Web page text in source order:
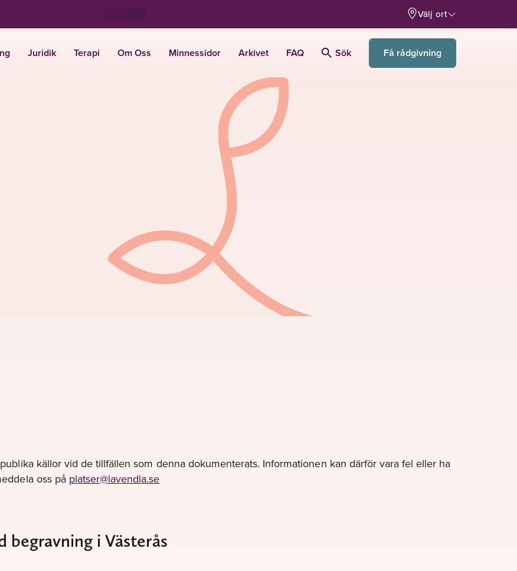
Välj ort
Juridik Terapi Om Oss Minnessidor Arkivet FAQ Sök Få rådgivning
källor vid de tillfällen som denna dokumenterats. Informationen kan därför vara fel eller ha
oss på platser@lavendla.se
begravning i Västerås